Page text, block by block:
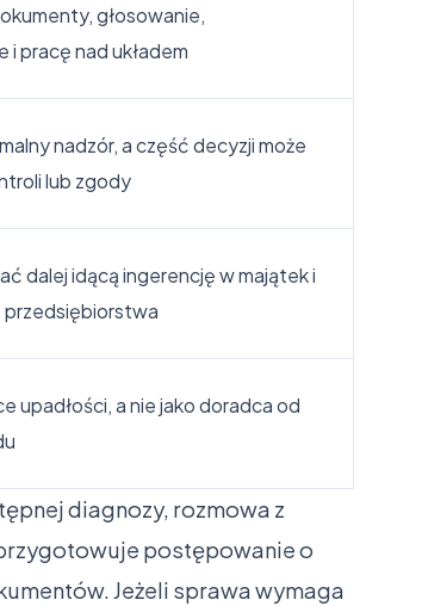
głosowanie,
i pracę nad układem
nadzór, a część decyzji może
lub zgody
dalej idącą ingerencję w majątek i
upadłości, a nie jako doradca od
diagnozy, rozmowa z
postępowanie o
Jeżeli sprawa wymaga